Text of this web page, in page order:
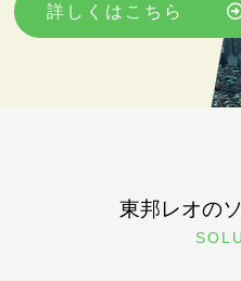
詳しくはこちら
東邦レオの